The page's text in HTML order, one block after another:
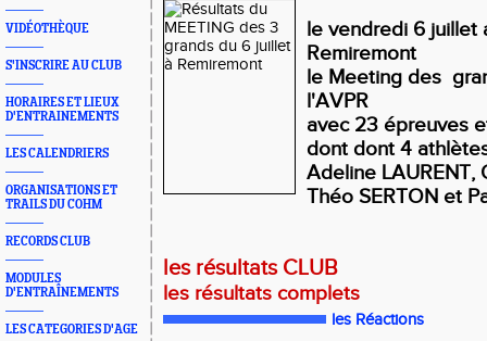
VIDÉOTHÈQUE
S'INSCRIRE AU CLUB
HORAIRES ET LIEUX
D'ENTRAINEMENTS
LES CALENDRIERS
ORGANISATIONS ET
TRAILS DU COHM
RECORDS CLUB
MODULES
D'ENTRAÎNEMENTS
LES CATEGORIES D'AGE
le vendredi 6 juillet
Remiremont
le Meeting des
l'AVPR
avec 23 épreuves
dont dont 4
Adeline LAURENT,
Théo SERTON et
les résultats CLUB
les résultats complets
les Réactions